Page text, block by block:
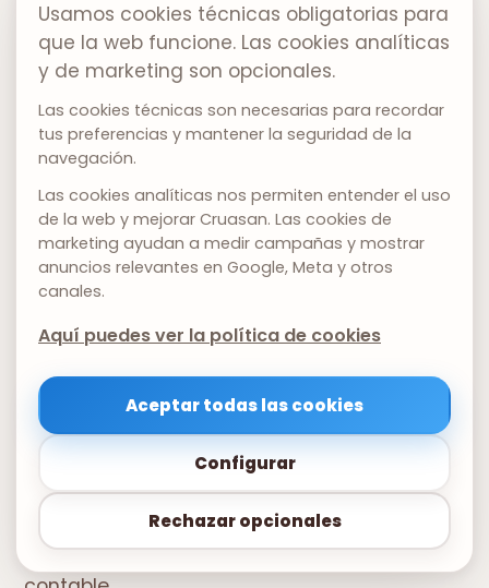
distintas normativas según el tipo de entidad
y la naturaleza del incumplimiento.
Para sociedades mercantiles, las sanciones
principales son las ya mencionadas por falta
de depósito de cuentas anuales (artículo 283
de la Ley de Sociedades de Capital): multas
de 1.200 a 60.000 euros, ampliables a 300.000
para sociedades con facturación superior a
6 millones. Pero hay más: la falta de
dar lugar a que los administradores
respondan personalmente de las deudas
sociales si la sociedad entra en concurso, al
considerar que se ha generado o agravado
la insolvencia por la falta de información
Usamos cookies técnicas obligatorias para
que la web funcione. Las cookies analíticas
y de marketing son opcionales.
Las cookies técnicas son necesarias para recordar
tus preferencias y mantener la seguridad de la
navegación.
Las cookies analíticas nos permiten entender el uso
de la web y mejorar Cruasan. Las cookies de
marketing ayudan a medir campañas y mostrar
anuncios relevantes en Google, Meta y otros
canales.
Aquí puedes ver la política de cookies
Rechazar opcionales
Configurar
Aceptar todas las cookies